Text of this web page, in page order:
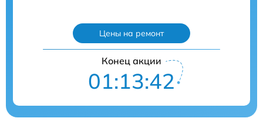
Цены на ремонт
Конец акции
01:13:41